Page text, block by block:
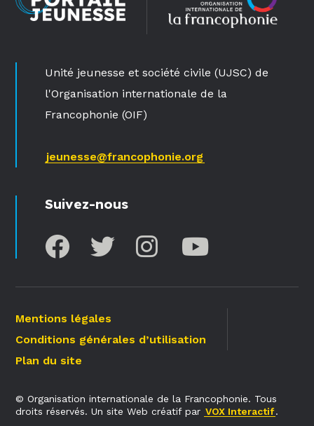
Unité jeunesse et société civile (UJSC) de
l'Organisation internationale de la
Francophonie (OIF)
jeunesse@francophonie.org
Suivez-nous
Mentions légales
Conditions générales d’utilisation
Plan du site
© Organisation internationale de la Francophonie. Tous
droits réservés. Un site Web créatif par VOX Interactif.